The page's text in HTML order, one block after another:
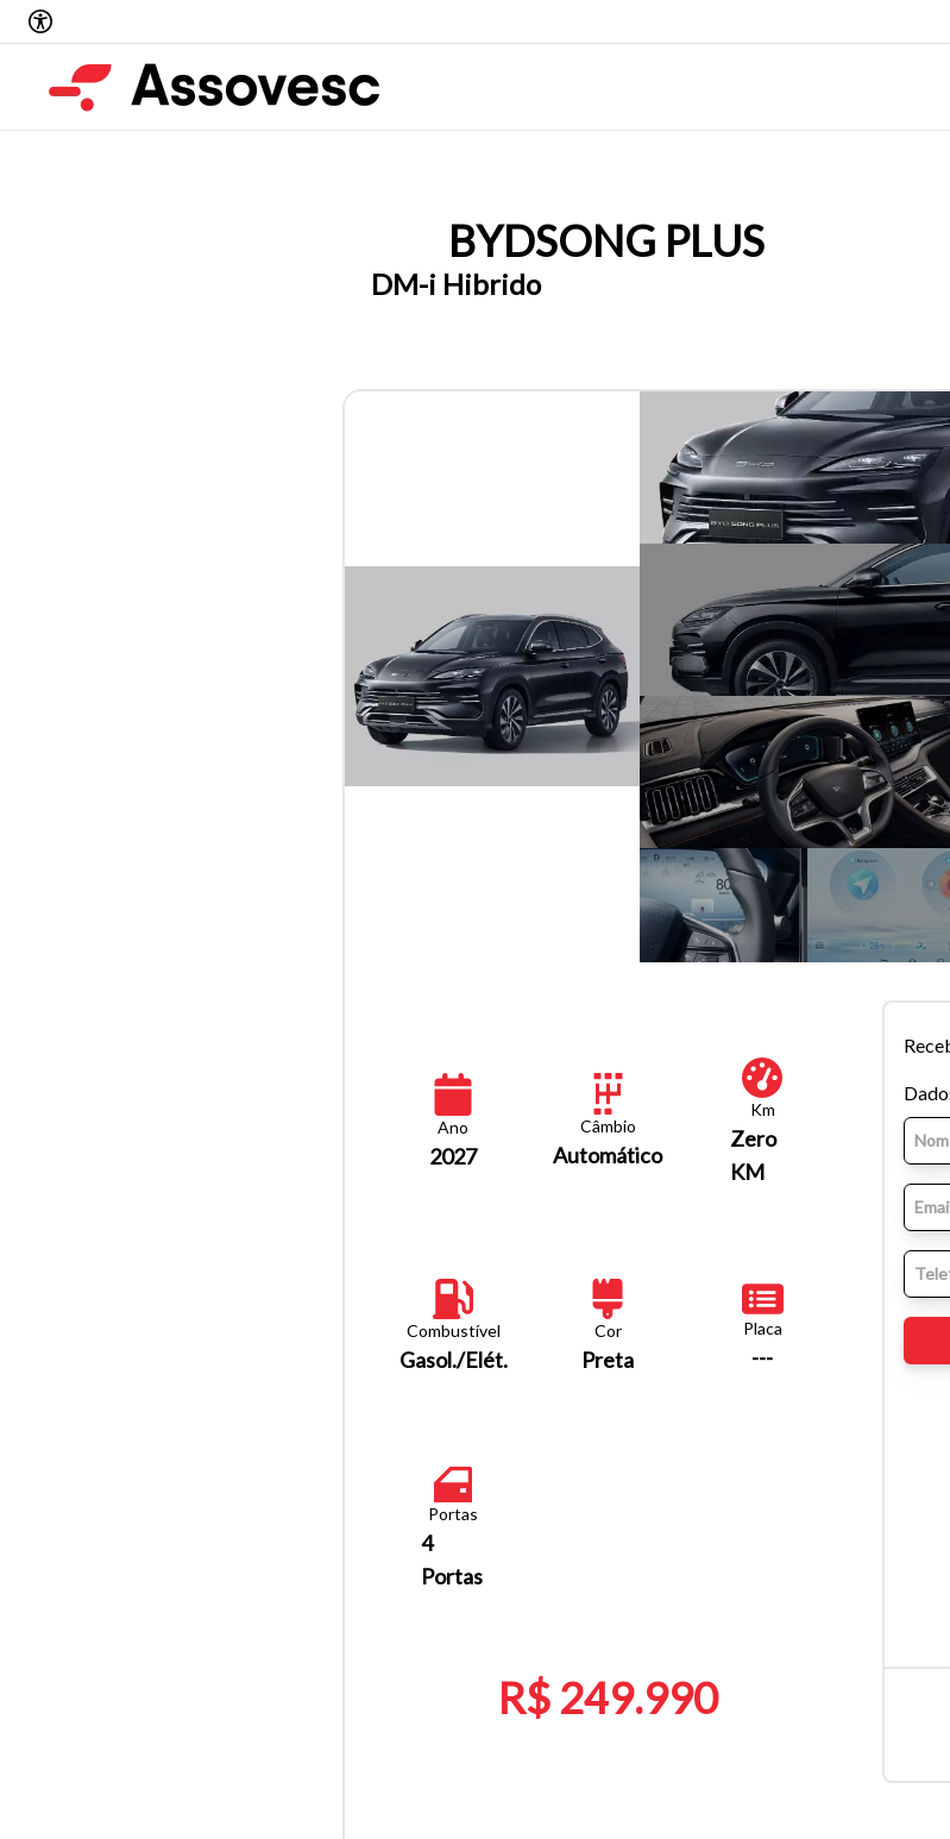
BYDSONG PLUS
DM-i Hibrido
Ano
2027
Câmbio
Automático
Km
Zero
KM
Combustível
Gasol./Elét.
Cor
Preta
Placa
---
Portas
4
Portas
R$ 249.990